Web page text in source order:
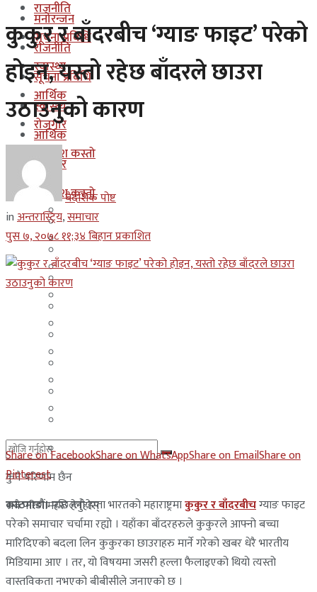
राजनीति
सूचना प्रबिधि
स्वास्थ्य
आर्थिक
रोजगार
कुन देश कस्तो
इजरायल
ओमान
कुवेत
दक्षिण कोरीया
कुनै परिणाम छैन
सबै परिणामहरू हेर्नुहोस्
मनोरन्जन
राजनीति
सूचना प्रबिधि
स्वास्थ्य
आर्थिक
रोजगार
कुन देश कस्तो
इजरायल
कुवेत
साउदी अरब
कुकुर र बाँदरबीच ‘ग्याङ फाइट’ परेको
होइन, यस्तो रहेछ बाँदरले छाउरा
उठाउनुको कारण
बैदेशिक पोष्ट
inअन्तरास्ट्रिय,समाचार
पुस ७, २०७८ ११;३४ बिहान प्रकाशित
Share on FacebookShare on WhatsAppShare on EmailShare on
Pinterest
काठमाडौं।पछिल्लो हप्ता भारतको महाराष्ट्रमाकुकुर र बाँदरबीचग्याङ फाइट
परेको समाचार चर्चामा रह्यो । यहाँका बाँदरहरुले कुकुरले आफ्नो बच्चा
मारिदिएको बदला लिन कुकुरका छाउराहरु मार्ने गरेको खबर धेरै भारतीय
मिडियामा आए । तर, यो विषयमा जसरी हल्ला फैलाइएको थियो त्यस्तो
वास्तविकता नभएको बीबीसीले जनाएको छ ।